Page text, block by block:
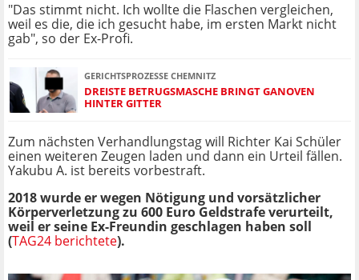
"Das stimmt nicht. Ich wollte die Flaschen vergleichen,
weil es die, die ich gesucht habe, im ersten Markt nicht
gab", so der Ex-Profi.
GERICHTSPROZESSE CHEMNITZ
DREISTE BETRUGSMASCHE BRINGT GANOVEN
HINTER GITTER
Zum nächsten Verhandlungstag will Richter Kai Schüler
einen weiteren Zeugen laden und dann ein Urteil fällen.
Yakubu A. ist bereits vorbestraft.
2018 wurde er wegen Nötigung und vorsätzlicher
Körperverletzung zu 600 Euro Geldstrafe verurteilt,
weil er seine Ex-Freundin geschlagen haben soll
(TAG24 berichtete).